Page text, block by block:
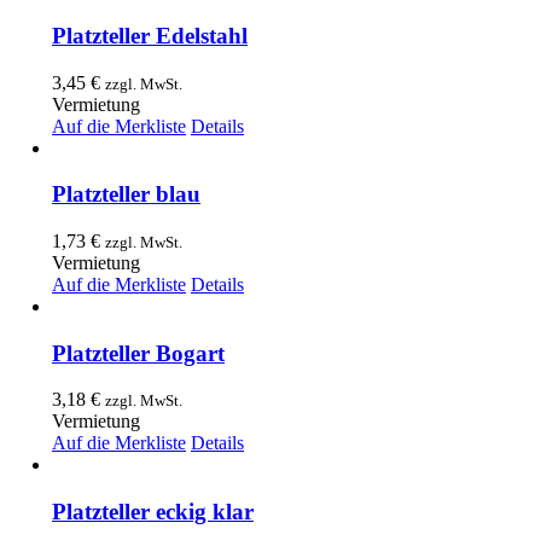
Platzteller Edelstahl
3,45 € zzgl. MwSt.
Vermietung
Auf die Merkliste Details
Platzteller blau
1,73 € zzgl. MwSt.
Vermietung
Auf die Merkliste Details
Platzteller Bogart
3,18 € zzgl. MwSt.
Vermietung
Auf die Merkliste Details
Platzteller eckig klar